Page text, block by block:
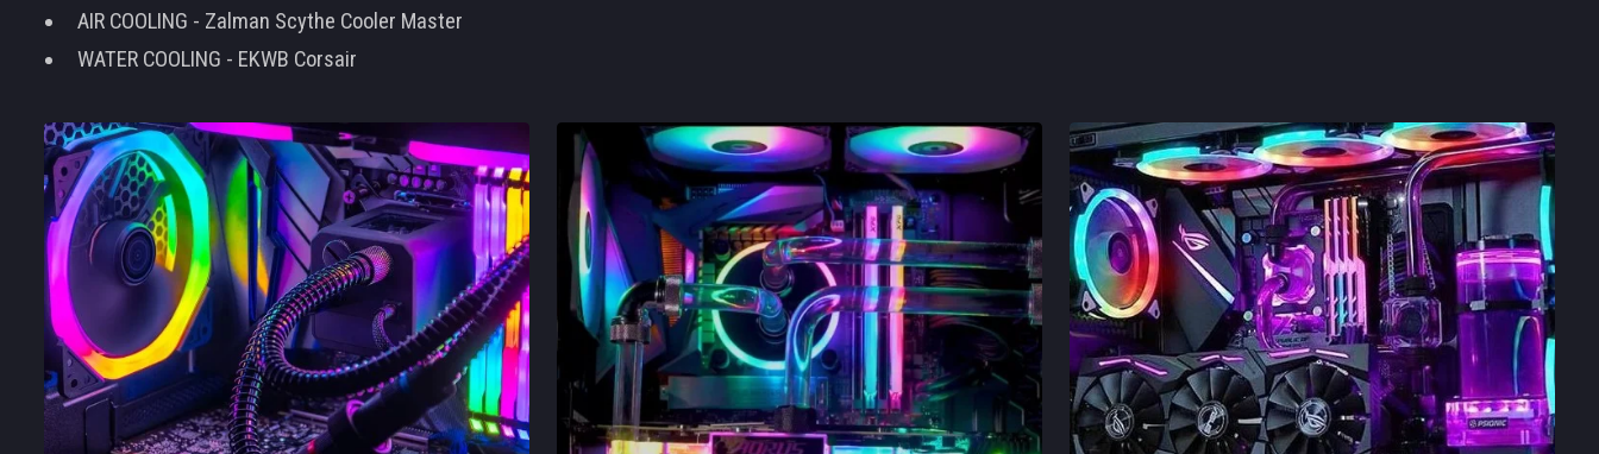
AIR COOLING - Zalman Scythe Cooler Master
WATER COOLING - EKWB Corsair